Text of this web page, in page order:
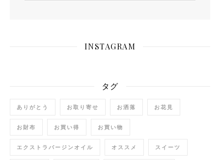
INSTAGRAM
タグ
ありがとう お取り寄せ お洒落 お花見
お財布 お買い得 お買い物
エクストラバージンオイル オススメ スイーツ